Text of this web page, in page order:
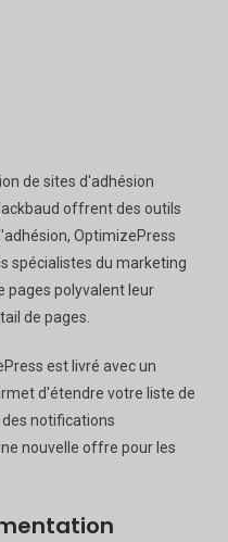
de sites d'adhésion
offrent des outils
OptimizePress
spécialistes du marketing
pages polyvalent leur
de pages.
est livré avec un
d'étendre votre liste de
notifications
nouvelle offre pour les